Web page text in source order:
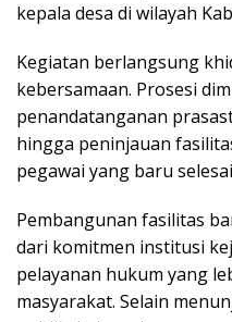
kepala desa di wilayah
Kegiatan berlangsung
kebersamaan. Prosesi
penandatanganan
hingga peninjauan
pegawai yang baru
Pembangunan fasilitas
dari komitmen institusi
pelayanan hukum yang
masyarakat. Selain